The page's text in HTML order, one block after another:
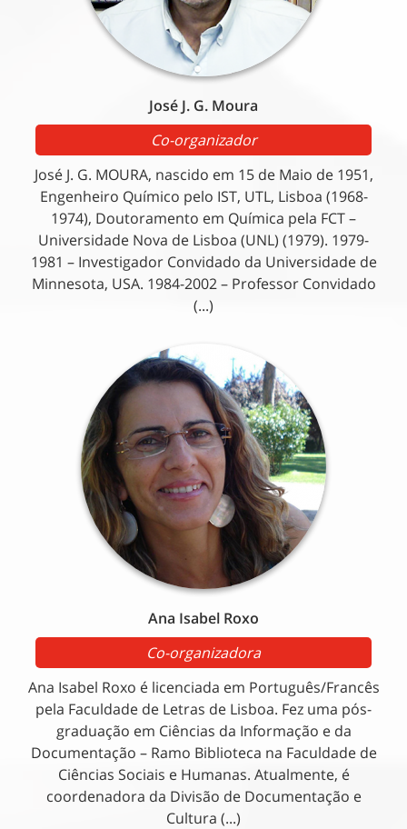
José J. G. Moura
Co-organizador
José J. G. MOURA, nascido em 15 de Maio de 1951,
Engenheiro Químico pelo IST, UTL, Lisboa (1968-
1974), Doutoramento em Química pela FCT –
Universidade Nova de Lisboa (UNL) (1979). 1979-
1981 – Investigador Convidado da Universidade de
Minnesota, USA. 1984-2002 – Professor Convidado
(...)
Ana Isabel Roxo
Co-organizadora
Ana Isabel Roxo é licenciada em Português/Francês
pela Faculdade de Letras de Lisboa. Fez uma pós-
graduação em Ciências da Informação e da
Documentação – Ramo Biblioteca na Faculdade de
Ciências Sociais e Humanas. Atualmente, é
coordenadora da Divisão de Documentação e
Cultura (...)